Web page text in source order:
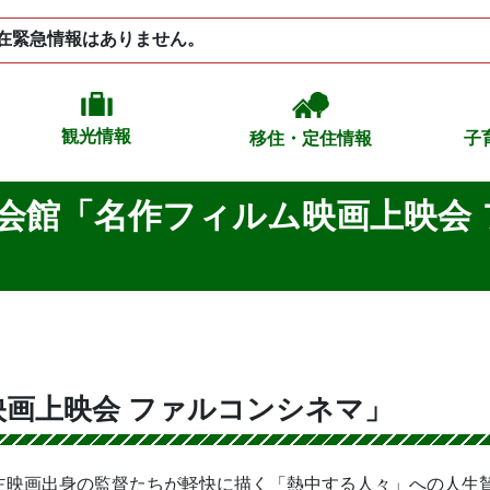
緊急情報はありません。
観光情報 移住・定住情報 子
館「名作フィルム映画上映
上映会 ファルコンシネマ」
画出身の監督たちが軽快に描く「熱中する人々」への人生